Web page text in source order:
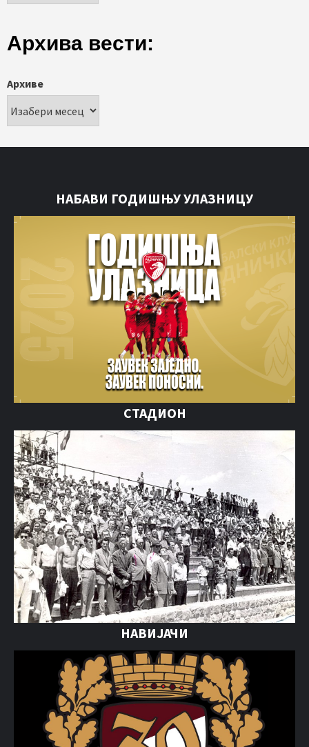
Архива вести:
Архиве
НАБАВИ ГОДИШЊУ УЛАЗНИЦУ
СТАДИОН
НАВИЈАЧИ